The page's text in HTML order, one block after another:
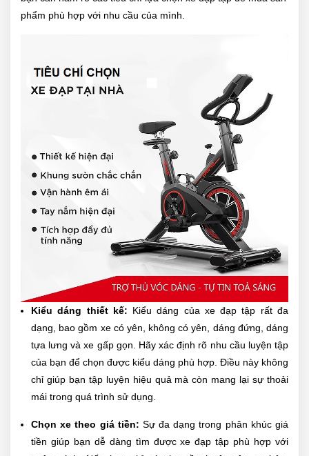
phẩm phù hợp với nhu cầu của mình.
Kiểu dáng thiết kế: Kiểu dáng của xe đạp tập rất đa
dạng, bao gồm xe có yên, không có yên, dáng đứng, dáng
tựa lưng và xe gấp gọn. Hãy xác định rõ nhu cầu luyện tập
của bạn để chọn được kiểu dáng phù hợp. Điều này không
chỉ giúp bạn tập luyện hiệu quả mà còn mang lại sự thoải
mái trong quá trình sử dụng.
Chọn xe theo giá tiền: Sự đa dạng trong phân khúc giá
tiền giúp bạn dễ dàng tìm được xe đạp tập phù hợp với